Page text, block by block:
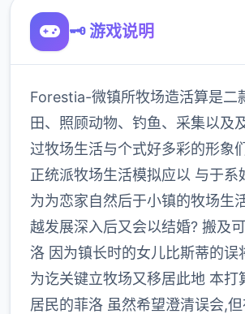
🗝️ 游戏说明
Forestia-微镇所牧场造活算是二
田、照顾动物、钓鱼、采集以及
过牧场生活与个式好多彩的形象
正统派牧场生活模拟应以 与于系
为为恋家自然后于小镇的牧场生
越发展深入后又会以结婚? 搬及
洛 因为镇长时的女儿比斯蒂的误
为讫关键立牧场又移居此地 本打
居民的菲洛 虽然希望澄清误会,